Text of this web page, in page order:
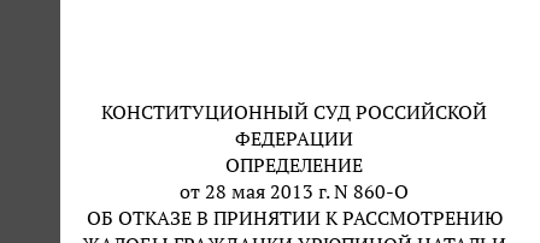
КОНСТИТУЦИОННЫЙ СУД РОССИЙСКОЙ
ФЕДЕРАЦИИ
ОПРЕДЕЛЕНИЕ
от 28 мая 2013 г. N 860-О
ОБ ОТКАЗЕ В ПРИНЯТИИ К РАССМОТРЕНИЮ